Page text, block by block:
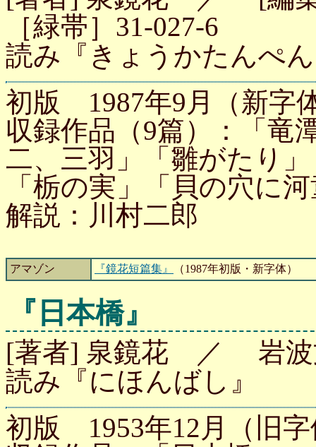
［緑帯］31-027-6
読み『きょうかたんぺ
初版 1987年9月（新字
収録作品（9篇）：「竜
二、三羽」「雛がたり
「栃の実」「貝の穴に
解説：川村二郎
アマゾン 『鏡花短篇集』 （1987年初版・新字体）
『日本橋』
[著者] 泉鏡花 ／ 岩波
読み『にほんばし』
初版 1953年12月（旧字